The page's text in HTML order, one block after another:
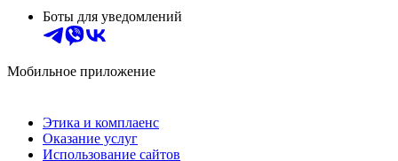
Боты для уведомлений
Мобильное приложение
Этика и комплаенс
Оказание услуг
Использование сайтов